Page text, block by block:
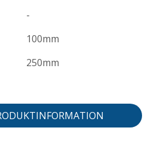
-
100mm
250mm